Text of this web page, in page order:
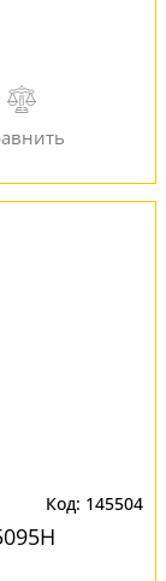
145504